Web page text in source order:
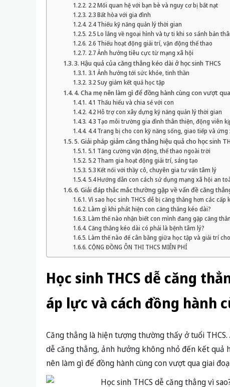
2.2 Mối quan hệ với bạn bè và nguy cơ bị bắt nạt
2.3 Bất hòa với gia đình
2.4 Thiếu kỹ năng quản lý thời gian
2.5 Lo lắng về ngoại hình và tự ti khi so sánh bản
2.6 Thiếu hoạt động giải trí, vận động thể thao
2.7 Ảnh hưởng tiêu cực từ mạng xã hội
3. Hậu quả của căng thẳng kéo dài ở học sinh THCS
3.1 Ảnh hưởng tới sức khỏe, tinh thần
3.2 Suy giảm kết quả học tập
4. Cha mẹ nên làm gì để đồng hành cùng con vượt
4.1 Thấu hiểu và chia sẻ với con
4.2 Hỗ trợ con xây dựng kỹ năng quản lý thời gian
4.3 Tạo môi trường gia đình thân thiện, động viên
4.4 Trang bị cho con kỹ năng sống, giao tiếp và ứng
5. Giải pháp giảm căng thẳng hiệu quả cho học sinh
5.1 Tăng cường vận động, thể thao ngoài trời
5.2 Tham gia hoạt động giải trí, sáng tạo
5.3 Kết nối với thầy cô, chuyên gia tư vấn tâm lý
5.4 Hướng dẫn con cách sử dụng mạng xã hội an
6. Giải đáp thắc mắc thường gặp về vấn đề căng
Vì sao học sinh THCS dễ bị căng thẳng hơn các cấp
Làm gì khi phát hiện con căng thẳng kéo dài?
Làm thế nào nhận biết con mình đang gặp căng
Căng thẳng kéo dài có phải là bệnh tâm lý?
Làm thế nào để cân bằng giữa học tập và giải trí
CỘNG ĐỒNG ÔN THI THCS MIỄN PHÍ
Học sinh THCS dễ căng
áp lực và cách đồng hành
Căng thẳng là hiện tượng thường thấy ở tuổi
dễ căng thẳng, ảnh hưởng không nhỏ đến kết quả
nên làm gì để đồng hành cùng con vượt qua giai